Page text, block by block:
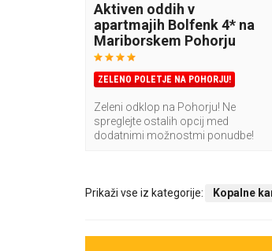
Aktiven oddih v
apartmajih Bolfenk 4* na
Mariborskem Pohorju
ZELENO POLETJE NA POHORJU!
Zeleni odklop na Pohorju! Ne
spreglejte ostalih opcij med
dodatnimi možnostmi ponudbe!
Prikaži vse iz kategorije: Kopalne